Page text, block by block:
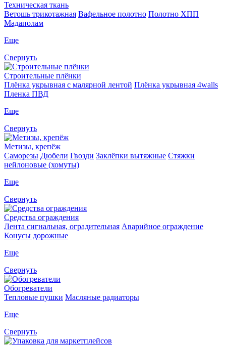
Техническая ткань
Ветошь трикотажная Вафельное полотно Полотно ХПП
Мадаполам
Еще
Свернуть
Строительные плёнки
Плёнка укрывная с малярной лентой Плёнка укрывная 4walls
Пленка ПВД
Еще
Свернуть
Метизы, крепёж
Саморезы Дюбели Гвозди Заклёпки вытяжные Стяжки
нейлоновые (хомуты)
Еще
Свернуть
Средства ограждения
Лента сигнальная, оградительная Аварийное ограждение
Конусы дорожные
Еще
Свернуть
Обогреватели
Тепловые пушки Масляные радиаторы
Еще
Свернуть